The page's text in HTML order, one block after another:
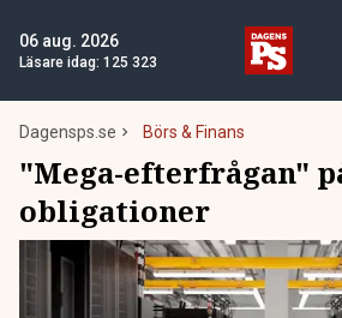
06 aug. 2026
Läsare idag: 125 323
Dagensps.se Börs & Finans
"Mega-efterfrågan"
obligationer